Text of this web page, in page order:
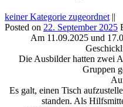
keiner Kategorie zugeordnet ||
Posted on 22. September 2025
Am 11.09.2025 und
Die Ausbilder hatten zwei
Gruppen
Es galt, einen Tisch
standen. Als